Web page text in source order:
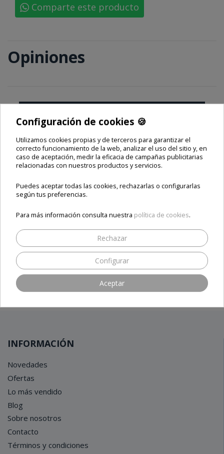
Comparte este producto
Opiniones
Nuestros clientes, nuestro mejor aval
INFORMACIÓN
Novedades
Ofertas
Lo más vendido
Blog
Sobre nosotros
Contacto
Términos y condiciones
Configuración de cookies 🍪
Utilizamos cookies propias y de terceros para garantizar el
correcto funcionamiento de la web, analizar el uso del sitio y, en
caso de aceptación, medir la eficacia de campañas publicitarias
relacionadas con nuestros productos y servicios.
Puedes aceptar todas las cookies, rechazarlas o configurarlas
según tus preferencias.
Para más información consulta nuestra política de cookies.
Rechazar
Configurar
Aceptar